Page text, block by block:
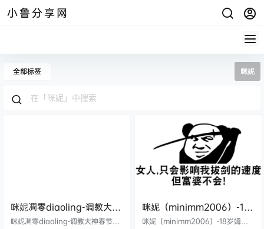
小鲁分享网
全部标签 咪妮
咪妮凋零diaoling-调教大神
春节新作舌钉链咬内设
咪妮凋零diaoling-调教大神春节新
咪妮（minimm2006）-18
岁姆苟肉便器 3[5V3.12G]
咪妮（minimm2006）-18岁姆苟